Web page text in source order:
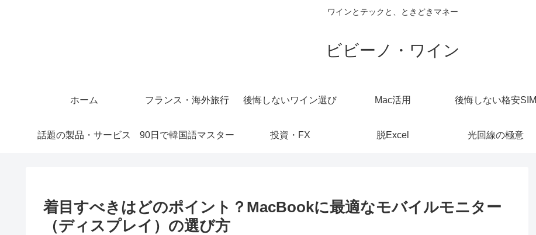
ワインとテックと、ときどきマネー
ビビーノ・ワイン
ホーム フランス・海外旅行 後悔しないワイン選び Mac活用 後悔しない格安SIM
話題の製品・サービス 90日で韓国語マスター 投資・FX 脱Excel 光回線の極意
着目すべきはどのポイント？MacBookに最適なモバイルモニター
（ディスプレイ）の選び方